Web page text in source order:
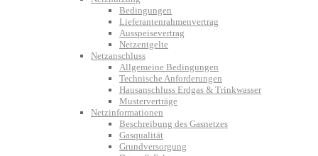
Bedingungen
Lieferantenrahmenvertrag
Ausspeisevertrag
Netzentgelte
Netzanschluss
Allgemeine Bedingungen
Technische Anforderungen
Hausanschluss Erdgas & Trinkwasser
Musterverträge
Netzinformationen
Beschreibung des Gasnetzes
Gasqualität
Grundversorgung